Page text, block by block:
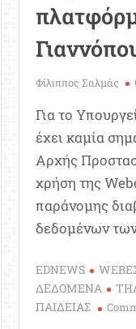
Φίλιππος Σαλμάς
Για το
έχει καμία
Αρχής
χρήση της
παράνομης
δεδομένων
EDNEWS
ΔΕΔΟΜΕΝΑ
ΠΑΙΔΕΙΑΣ